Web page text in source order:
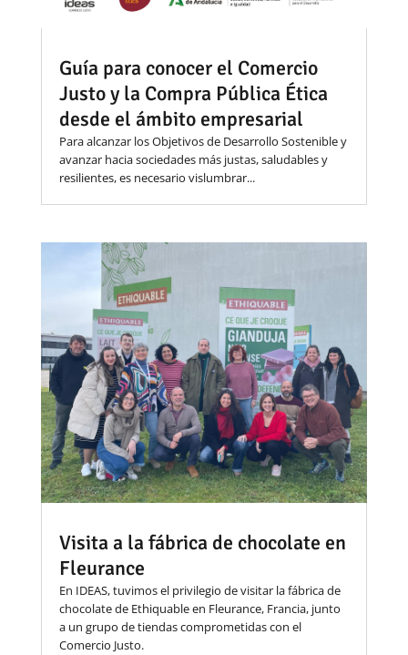
Guía para conocer el Comercio
Justo y la Compra Pública Ética
desde el ámbito empresarial
Para alcanzar los Objetivos de Desarrollo Sostenible y
avanzar hacia sociedades más justas, saludables y
resilientes, es necesario vislumbrar...
Visita a la fábrica de chocolate en
Fleurance
En IDEAS, tuvimos el privilegio de visitar la fábrica de
chocolate de Ethiquable en Fleurance, Francia, junto
a un grupo de tiendas comprometidas con el
Comercio Justo.